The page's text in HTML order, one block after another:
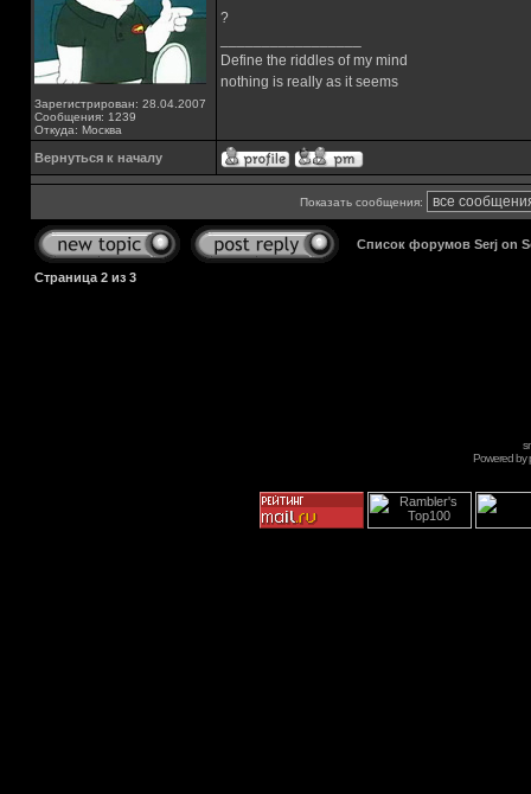
Зарегистрирован: 28.04.2007
Сообщения: 1239
Откуда: Москва
?
Define the riddles of my mind
nothing is really as it seems
Вернуться к началу
Показать сообщения:
Список форумов Serj on
Страница 2 из 3
Powered by